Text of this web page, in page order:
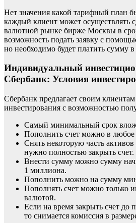
Нет значения какой тарифный план
каждый клиент может осуществлять
валютной рынке бирже Москвы в
возможность подать заявку с
но необходимо будет платить сумму
Индивидуальный
Сбербанк: Условия
Сбербанк предлагает своим
инвестирования с возможностью
Самый минимальный срок
Пополнить счет можно в любое
Снять некоторую часть активов
нужно полностью закрыть счет.
Внести сумму можно сумму
1 миллиона.
Пополнить можно на сумму
Пополнять счет можно только
валютой.
Если на время закрыть счет до
то снимается комиссия в